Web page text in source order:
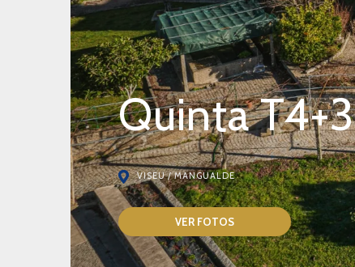
VER FOTOS
Quinta T4+3
VISEU / MANGUALDE